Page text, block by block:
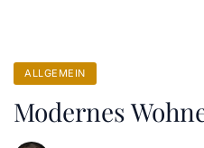
ALLGEMEIN
Modernes